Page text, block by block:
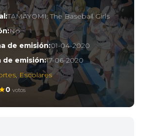
TAMAYOMI: The Baseball Girls
No
de emisión:01-04-2020
de emisión:17-06-2020
, Escolares
0 votos